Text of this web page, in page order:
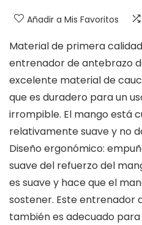
Añadir a Mis Favoritos
Material de primera
entrenador de antebrazo
excelente material de
que es duradero para un
irrompible. El mango está
relativamente suave y no
Diseño ergonómico:
suave del refuerzo del
es suave y hace que el
sostener. Este entrenador
también es adecuado